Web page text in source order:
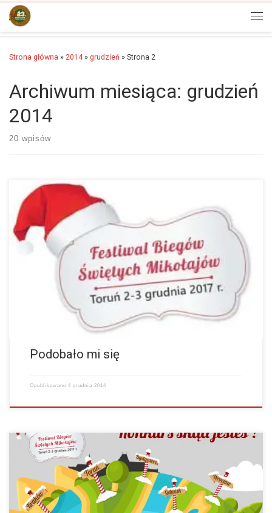
Przejdź do treści
Strona główna » 2014 » grudzień » Strona 2
Archiwum miesiąca: grudzień
2014
20 wpisów
Podobało mi się, było wszystko co mi potrzebne do biegania. ~Paweł,
więcej
Podobało mi się
Opublikowano4 grudnia 2014
Znakomicie zorganizowane zawody. Dla mnie imponującą sprawą było